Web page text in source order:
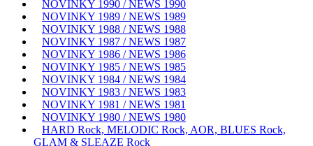
NOVINKY 1990 / NEWS 1990
NOVINKY 1989 / NEWS 1989
NOVINKY 1988 / NEWS 1988
NOVINKY 1987 / NEWS 1987
NOVINKY 1986 / NEWS 1986
NOVINKY 1985 / NEWS 1985
NOVINKY 1984 / NEWS 1984
NOVINKY 1983 / NEWS 1983
NOVINKY 1981 / NEWS 1981
NOVINKY 1980 / NEWS 1980
HARD Rock, MELODIC Rock, AOR, BLUES Rock,
GLAM & SLEAZE Rock